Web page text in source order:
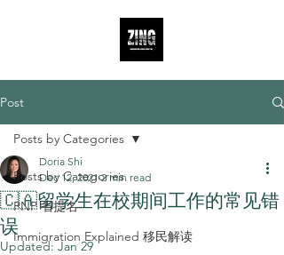
Post
Posts by Categories
PNP 省提名
Immigration Explained 移民解读
Posts by Categories
🇨🇦留学生在校期间工作的常见错
误
Doria Shi
Dec 12, 2021 2 min read
Updated:Jan 29